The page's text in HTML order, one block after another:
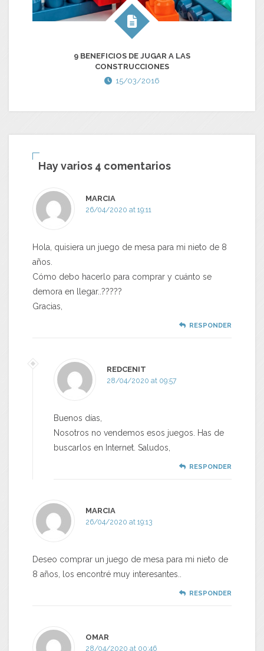
9 BENEFICIOS DE JUGAR A LAS
CONSTRUCCIONES
15/03/2016
Hay varios 4 comentarios
MARCIA
26/04/2020 at 19:11
Hola, quisiera un juego de mesa para mi nieto de 8
años.
Cómo debo hacerlo para comprar y cuánto se
demora en llegar..?????
Gracias,
RESPONDER
REDCENIT
28/04/2020 at 09:57
Buenos días,
Nosotros no vendemos esos juegos. Has de
buscarlos en Internet. Saludos,
RESPONDER
MARCIA
26/04/2020 at 19:13
Deseo comprar un juego de mesa para mi nieto de
8 años, los encontré muy interesantes..
RESPONDER
OMAR
28/04/2020 at 00:46